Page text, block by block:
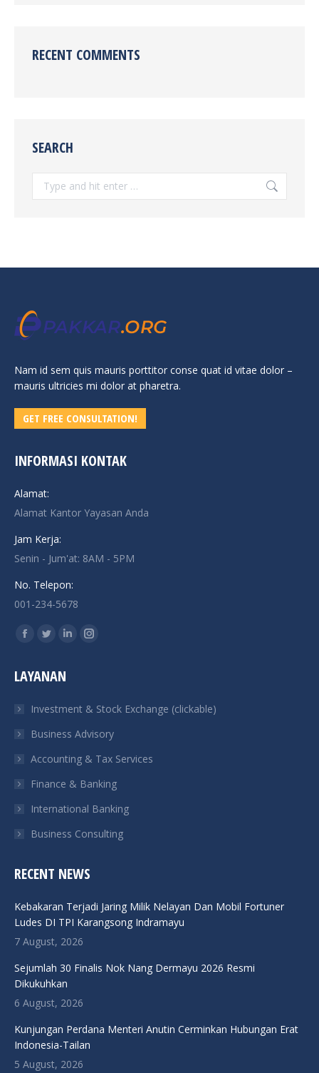
RECENT COMMENTS
SEARCH
Search:
Nam id sem quis mauris porttitor conse quat id vitae dolor –
mauris ultricies mi dolor at pharetra.
GET FREE CONSULTATION!
INFORMASI KONTAK
Alamat:
Alamat Kantor Yayasan Anda
Jam Kerja:
Senin - Jum'at: 8AM - 5PM
No. Telepon:
001-234-5678
Find us on:
Facebook
opens
new
window
Twitter
opens
new
window
Linkedin
new
window
Instagram
new
window
LAYANAN
Investment & Stock Exchange (clickable)
Business Advisory
Accounting & Tax Services
Finance & Banking
International Banking
Business Consulting
RECENT NEWS
Kebakaran Terjadi Jaring Milik Nelayan Dan Mobil Fortuner
Ludes DI TPI Karangsong Indramayu
7 August, 2026
Sejumlah 30 Finalis Nok Nang Dermayu 2026 Resmi
Dikukuhkan
6 August, 2026
Kunjungan Perdana Menteri Anutin Cerminkan Hubungan Erat
Indonesia-Tailan
5 August, 2026